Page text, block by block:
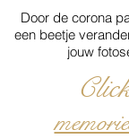
Door de corona
een beetje
jouw